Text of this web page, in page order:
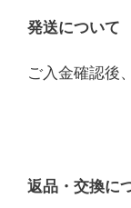
発送について
ご入金確認後
返品・交換に